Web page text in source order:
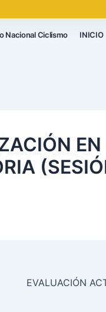
Nacional Ciclismo INICIO
EN